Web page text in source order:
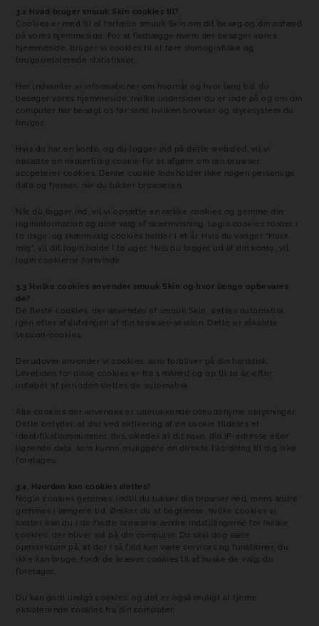
3.2 Hvad bruger smuuk Skin cookies til?
Cookies er med til at fortælle smuuk Skin om dit besøg og din adfærd
på vores hjemmeside. For at fastlægge hvem der besøger vores
hjemmeside, bruger vi cookies til at føre demografiske og
brugerrelaterede statistikker.
Her indsamler vi informationer om hvornår og hvor lang tid, du
besøger vores hjemmeside, hvilke undersider du er inde på og om din
computer har besøgt os før samt hvilken browser og styresystem du
bruger.
Hvis du har en konto, og du logger ind på dette websted, vil vi
opsætte en midlertidig cookie for at afgøre om din browser
accpeterer cookies. Denne cookie indeholder ikke nogen personlige
data og fjernes, når du lukker browseren.
Når du logger ind, vil vi opsætte en række cookies og gemme din
logininformation og dine valg af skærmvisning. Login cookies holder i
to dage, og skærmvalg cookies holder i et år. Hvis du vælger “Husk
mig”, vil dit login holde i to uger. Hvis du logger ud af din konto, vil
login cookierne forsvinde.
3.3 Hvilke cookies anvender smuuk Skin og hvor længe opbevares
de?
De fleste cookies, der anvendes af smuuk Skin, slettes automatisk
igen efter afslutningen af din browser-session. Dette er såkaldte
session-cookies.
Derudover anvender vi cookies, som forbliver på din harddisk.
Levetiden for disse cookies er fra 1 måned og op til 10 år, efter
udløbet af perioden slettes de automatisk.
Alle cookies der anvendes er udelukkende pseudonyme oplysninger.
Dette betyder, at der ved aktivering af en cookie tildeles et
identifikationsnummer, dvs. således at dit navn, din IP-adresse eller
lignende data, som kunne muliggøre en direkte tilordning til dig ikke
foretages.
3.4. Hvordan kan cookies slettes?
Nogle cookies gemmes, indtil du lukker din browser ned, mens andre
gemmes i længere tid. Ønsker du at begrænse, hvilke cookies vi
sætter, kan du i de fleste browsere ændre indstillingerne for hvilke
cookies, der bliver sat på din computer. Du skal dog være
opmærksom på, at der i så fald kan være services og funktioner, du
ikke kan bruge, fordi de kræver cookies til at huske de valg, du
foretager.
Du kan godt undgå cookies, og det er også muligt at fjerne
eksisterende cookies fra din computer.